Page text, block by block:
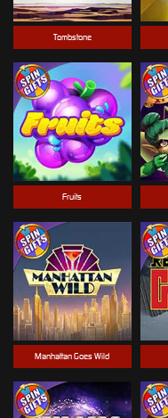
Manhattan Goes Wild
Fruits
Tombstone